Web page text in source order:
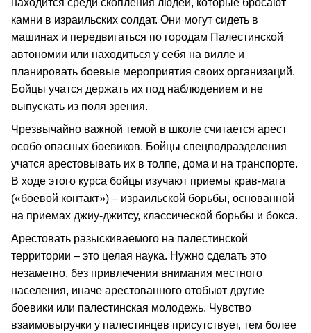
находится среди скопления людей, которые бросают
камни в израильских солдат. Они могут сидеть в
машинах и передвигаться по городам Палестинской
автономии или находиться у себя на вилле и
планировать боевые мероприятия своих организаций.
Бойцы учатся держать их под наблюдением и не
выпускать из поля зрения.
Чрезвычайно важной темой в школе считается арест
особо опасных боевиков. Бойцы спецподразделения
учатся арестовывать их в толпе, дома и на транспорте.
В ходе этого курса бойцы изучают приемы крав-мага
(«боевой контакт») – израильской борьбы, основанной
на приемах джиу-джитсу, классической борьбы и бокса.
Арестовать разыскиваемого на палестинской
территории – это целая наука. Нужно сделать это
незаметно, без привлечения внимания местного
населения, иначе арестованного отобьют другие
боевики или палестинская молодежь. Чувство
взаимовыручки у палестинцев присутствует, тем более